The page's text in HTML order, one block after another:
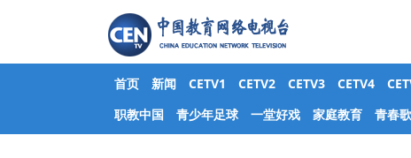
首页 新闻 CETV1 CETV2 CETV3 CETV4
职教中国
青少年足球 一堂好戏 家庭教育 青春